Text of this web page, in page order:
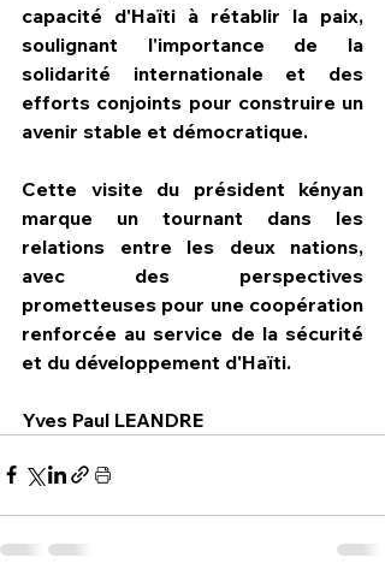
capacité d'Haïti à rétablir la paix,
soulignant l'importance de la
solidarité internationale et des
efforts conjoints pour construire un
avenir stable et démocratique.
Cette visite du président kényan
marque un tournant dans les
relations entre les deux nations,
avec des perspectives
prometteuses pour une coopération
renforcée au service de la sécurité
et du développement d'Haïti.
Yves Paul LEANDRE